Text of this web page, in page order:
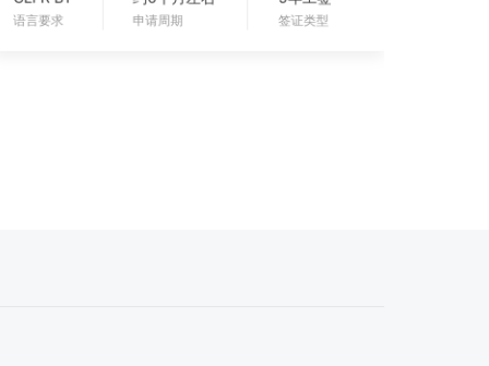
语言要求 申请周期 签证类型